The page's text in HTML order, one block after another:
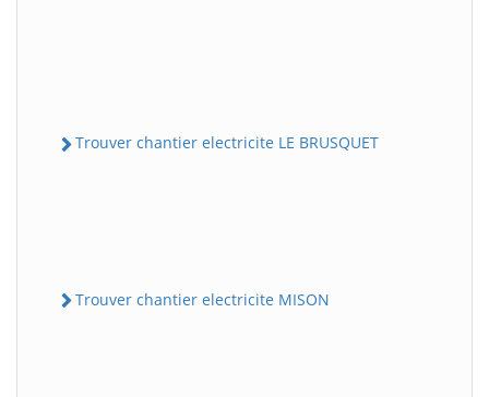
Trouver chantier electricite LE BRUSQUET
Trouver chantier electricite MISON